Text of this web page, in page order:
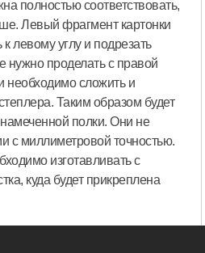
полностью соответствовать,
Левый фрагмент картонки
левому углу и подрезать
нужно проделать с правой
необходимо сложить и
Таким образом будет
полки. Они не
с миллиметровой точностью.
изготавливать с
куда будет прикреплена